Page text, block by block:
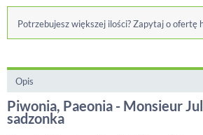
Potrzebujesz większej ilości? Zapytaj o ofertę
Opis
Piwonia, Paeonia - Monsieur
sadzonka